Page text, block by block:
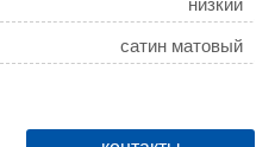
низкий
сатин матовый
универсальная